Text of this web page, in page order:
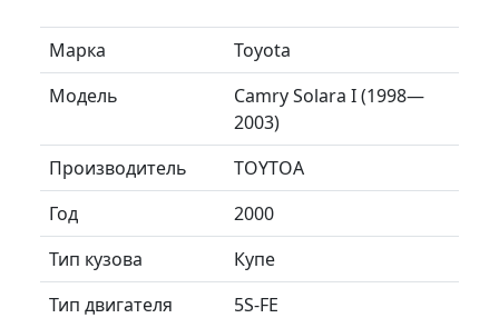
Марка
Toyota
Модель
Camry Solara I (1998—
2003)
Производитель
TOYTOA
Год
2000
Тип кузова
Купе
Тип двигателя
5S-FE